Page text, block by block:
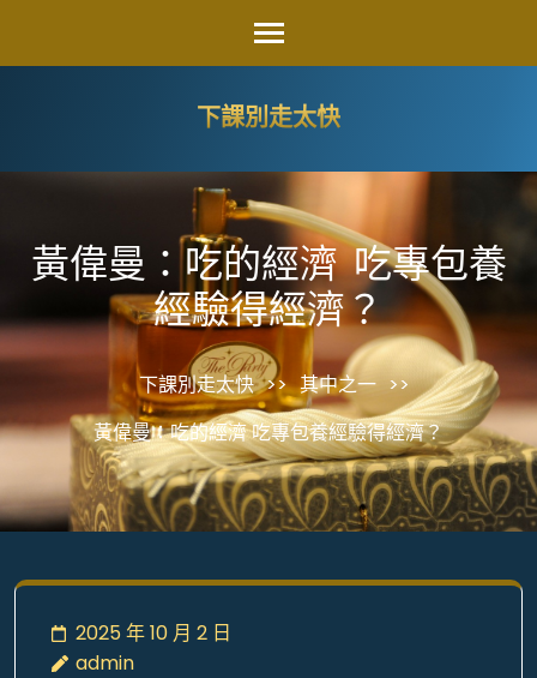
下課別走太快
​​​​​​​黃偉曼：吃的經濟 吃專包養
經驗得經濟？
下課別走太快 >> 其中之一 >>
​​​​​​​黃偉曼：吃的經濟 吃專包養經驗得經濟？
2025 年 10 月 2 日
admin